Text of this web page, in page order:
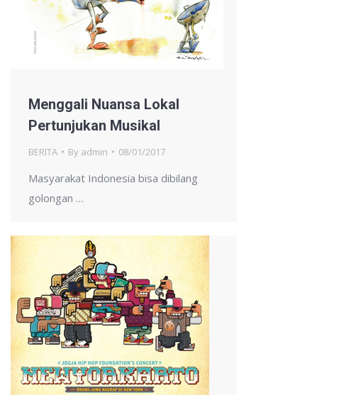
Menggali Nuansa Lokal
Pertunjukan Musikal
BERITA By admin 08/01/2017
Masyarakat Indonesia bisa dibilang
golongan …